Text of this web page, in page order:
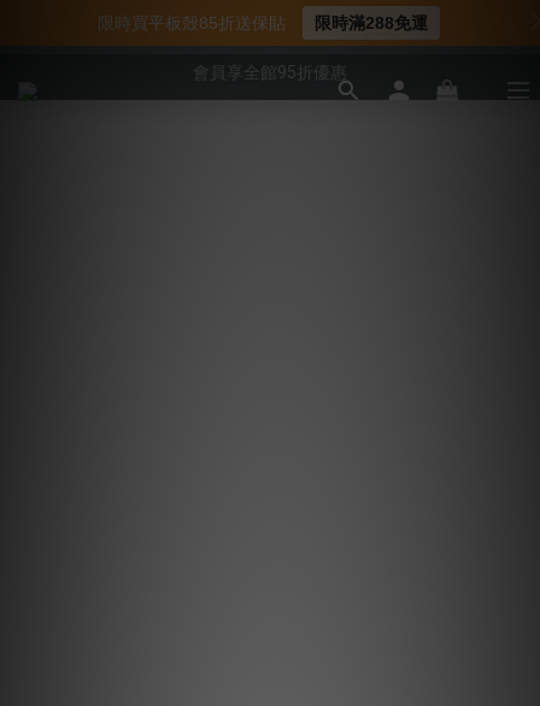
📍新客首購現折$50｜加入會員立即領取
📌年中下殺 手機殼3折起
會員享全館95折優惠
限時買平板殼85折送保貼 限時滿288免運